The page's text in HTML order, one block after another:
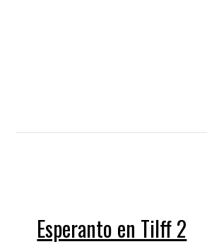
Esperanto en Tilff 2